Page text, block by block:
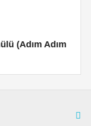
(Adım Adım